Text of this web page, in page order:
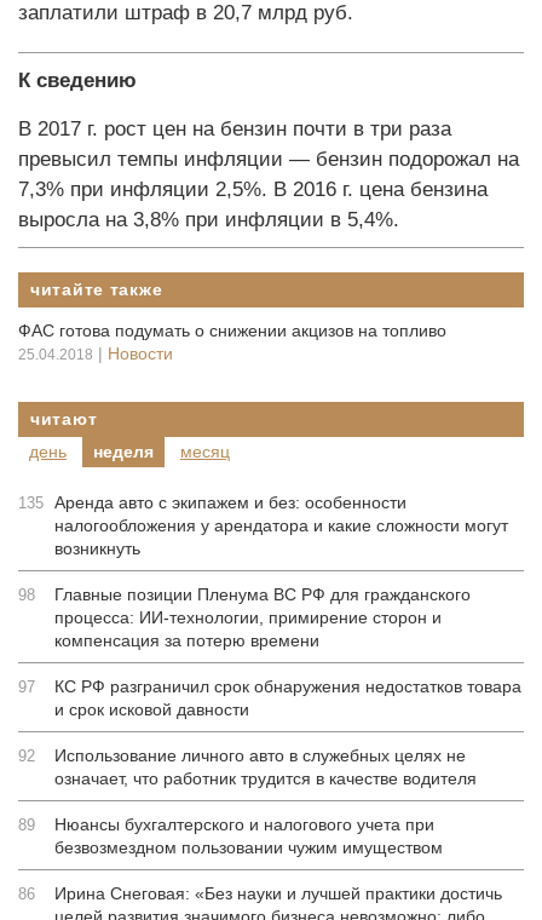
заплатили штраф в 20,7 млрд руб.
К сведению
В 2017 г. рост цен на бензин почти в три раза
превысил темпы инфляции — бензин подорожал на
7,3% при инфляции 2,5%. В 2016 г. цена бензина
выросла на 3,8% при инфляции в 5,4%.
читайте также
ФАС готова подумать о снижении акцизов на топливо
25.04.2018 | Новости
читают
день
неделя месяц
135 Аренда авто с экипажем и без: особенности
налогообложения у арендатора и какие сложности могут
возникнуть
98
Главные позиции Пленума ВС РФ для гражданского
процесса: ИИ-технологии, примирение сторон и
компенсация за потерю времени
97
КС РФ разграничил срок обнаружения недостатков товара
и срок исковой давности
92
Использование личного авто в служебных целях не
означает, что работник трудится в качестве водителя
89
Нюансы бухгалтерского и налогового учета при
безвозмездном пользовании чужим имуществом
86
Ирина Снеговая: «Без науки и лучшей практики достичь